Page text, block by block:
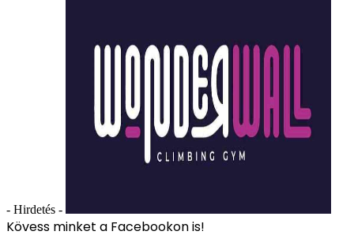
- Hirdetés -
Kövess minket a Facebookon is!